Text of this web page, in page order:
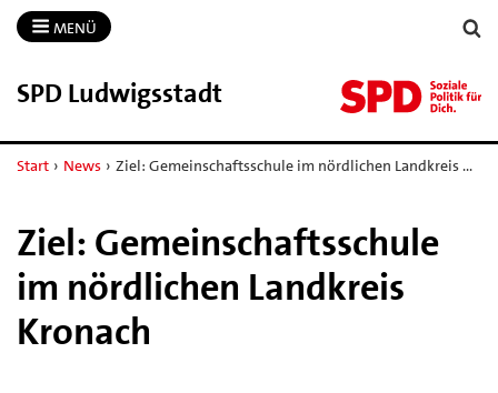
MENÜ
SPD Ludwigsstadt
Start › News › Ziel: Gemeinschaftsschule im nördlichen Landkreis …
Ziel: Gemeinschaftsschule
im nördlichen Landkreis
Kronach